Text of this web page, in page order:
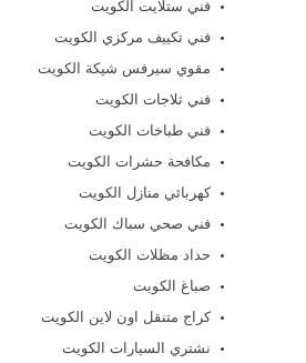
فني ستلايت الكويت
فني تكييف مركزي الكويت
مقوي سيرفس شيكة الكويت
فني ثلاجات الكويت
فني طباخات الكويت
مكافحة حشرات الكويت
كهربائي منازل الكويت
فني صحي سباك الكويت
حداد مظلات الكويت
صباغ الكويت
كراج متنقل اون لاين الكويت
نشتري السيارات الكويت